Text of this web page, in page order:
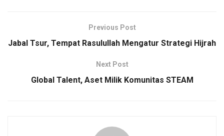
Previous Post
Jabal Tsur, Tempat Rasulullah Mengatur Strategi Hijrah
Next Post
Global Talent, Aset Milik Komunitas STEAM